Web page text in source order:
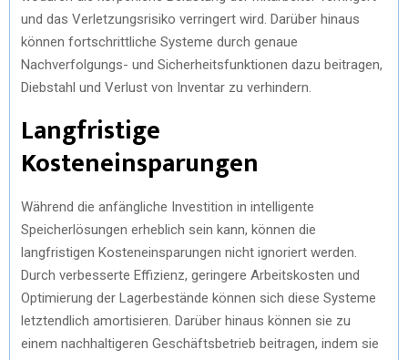
und das Verletzungsrisiko verringert wird. Darüber hinaus
können fortschrittliche Systeme durch genaue
Nachverfolgungs- und Sicherheitsfunktionen dazu beitragen,
Diebstahl und Verlust von Inventar zu verhindern.
Langfristige
Kosteneinsparungen
Während die anfängliche Investition in intelligente
Speicherlösungen erheblich sein kann, können die
langfristigen Kosteneinsparungen nicht ignoriert werden.
Durch verbesserte Effizienz, geringere Arbeitskosten und
Optimierung der Lagerbestände können sich diese Systeme
letztendlich amortisieren. Darüber hinaus können sie zu
einem nachhaltigeren Geschäftsbetrieb beitragen, indem sie